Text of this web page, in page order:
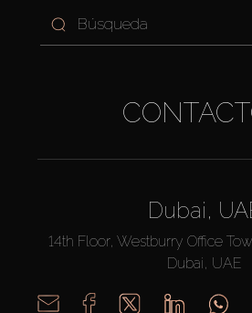
Dubai,
14th Floor, Westburry Office
Dubai, UAE